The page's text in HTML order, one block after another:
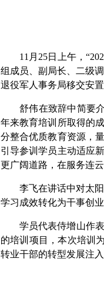
11月25日上午，
组成员、副局长、二级
退役军人事务局移交安
舒伟在致辞中简要
年来教育培训所取得的
分整合优质教育资源，
引导参训学员主动适应
更广阔道路，在服务连
李飞在讲话中对太
学习成效转化为干事创
学员代表侍增山作
的培训项目，本次培训
转业干部的转型发展注